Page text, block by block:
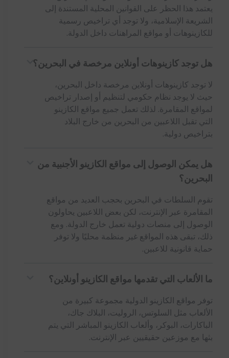
يعتمد هذا الحظر على القوانين المحلية المستندة إلى
الشريعة الإسلامية، ولا توجد أي تراخيص رسمية
للكازينوهات أو مواقع المراهنات داخل الدولة.
هل توجد كازينوهات أونلاين مرخصة في البحرين؟
لا توجد كازينوهات أونلاين مرخصة داخل البحرين،
حيث لا يوجد نظام حكومي لتنظيم أو إصدار تراخيص
لمواقع المقامرة. لذلك تعمل جميع مواقع الكازينو
التي تقبل اللاعبين من البحرين من خارج البلاد
بتراخيص دولية.
هل يمكن الوصول إلى مواقع الكازينو الأجنبية من
البحرين؟
تقوم السلطات في البحرين بحجب العديد من مواقع
المقامرة عبر الإنترنت، لكن بعض اللاعبين يحاولون
الوصول إلى منصات دولية تعمل خارج الدولة. ومع
ذلك، تبقى هذه المواقع غير منظمة محليًا ولا توفر
حماية قانونية للاعبين.
ما الألعاب التي تقدمها مواقع الكازينو أونلاين؟
توفر مواقع الكازينو الدولية مجموعة كبيرة من
الألعاب مثل السلوتس، الروليت، البلاك جاك،
الباكارات، البوكر، وألعاب الكازينو المباشر التي يتم
بثها مع موزعين حقيقيين عبر الإنترنت.